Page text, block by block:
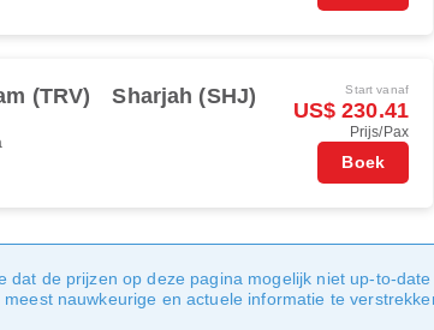
(TRV) Sharjah (SHJ) Start vanaf
US$ 230.41
Prijs/Pax
Boek
dat de prijzen op deze pagina mogelijk niet up-to-
nauwkeurige en actuele informatie te